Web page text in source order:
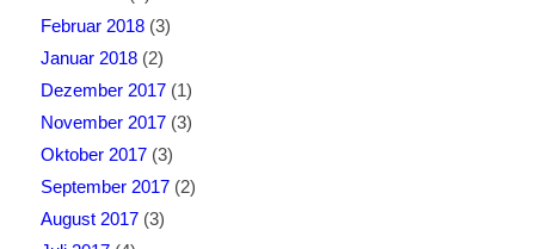
Februar 2018(3)
Januar 2018(2)
Dezember 2017(1)
November 2017(3)
Oktober 2017(3)
September 2017(2)
August 2017(3)